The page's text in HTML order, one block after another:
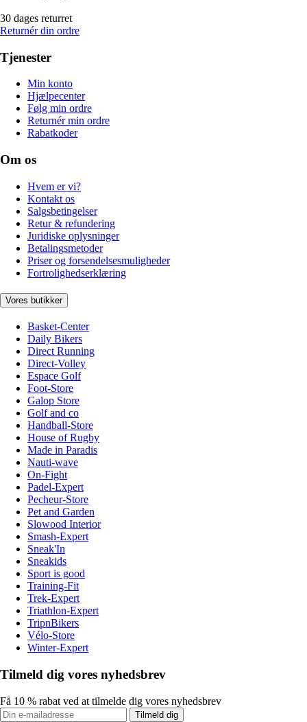
30 dages returret
Returnér din ordre
Tjenester
Min konto
Hjælpecenter
Følg min ordre
Returnér min ordre
Rabatkoder
Om os
Hvem er vi?
Kontakt os
Salgsbetingelser
Retur & refundering
Juridiske oplysninger
Betalingsmetoder
Priser og forsendelsesmuligheder
Fortrolighedserklæring
Vores butikker
Basket-Center
Daily Bikers
Direct Running
Direct-Volley
Espace Golf
Foot-Store
Galop Store
Golf and co
Handball-Store
House of Rugby
Made in Paradis
Nauti-wave
On-Fight
Padel-Expert
Pecheur-Store
Pet and Garden
Slowood Interior
Smash-Expert
Sneak'In
Sneakids
Sport is good
Training-Fit
Trek-Expert
Triathlon-Expert
TripnBikers
Vélo-Store
Winter-Expert
Tilmeld dig vores nyhedsbrev
Få 10 % rabat ved at tilmelde dig vores nyhedsbrev
Tilmeld dig